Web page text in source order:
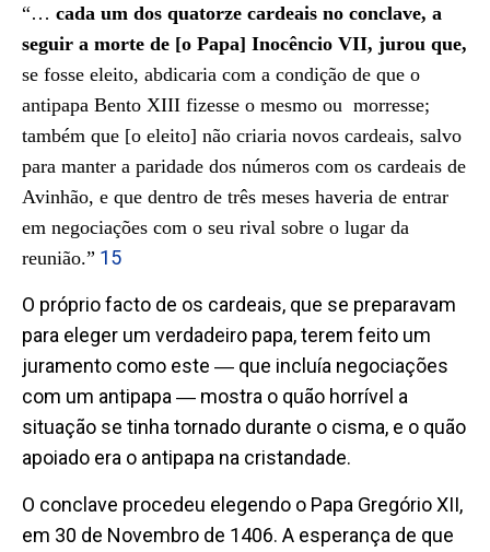
“… cada um dos quatorze cardeais no conclave, a
seguir a morte de [o Papa] Inocêncio VII, jurou que,
se fosse eleito, abdicaria com a condição de que o
antipapa Bento XIII fizesse o mesmo ou morresse;
também que [o eleito] não criaria novos cardeais, salvo
para manter a paridade dos números com os cardeais de
Avinhão, e que dentro de três meses haveria de entrar
em negociações com o seu rival sobre o lugar da
reunião.” 15
O próprio facto de os cardeais, que se preparavam
para eleger um verdadeiro papa, terem feito um
juramento como este ― que incluía negociações
com um antipapa ― mostra o quão horrível a
situação se tinha tornado durante o cisma, e o quão
apoiado era o antipapa na cristandade.
O conclave procedeu elegendo o Papa Gregório XII,
em 30 de Novembro de 1406. A esperança de que